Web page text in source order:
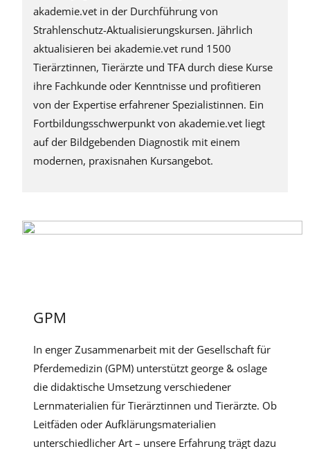
akademie.vet in der Durchführung von
Strahlenschutz-Aktualisierungskursen. Jährlich
aktualisieren bei akademie.vet rund 1500
Tierärztinnen, Tierärzte und TFA durch diese Kurse
ihre Fachkunde oder Kenntnisse und profitieren
von der Expertise erfahrener Spezialistinnen. Ein
Fortbildungsschwerpunkt von akademie.vet liegt
auf der Bildgebenden Diagnostik mit einem
modernen, praxisnahen Kursangebot.
GPM
In enger Zusammenarbeit mit der Gesellschaft für
Pferdemedizin (GPM) unterstützt george & oslage
die didaktische Umsetzung verschiedener
Lernmaterialien für Tierärztinnen und Tierärzte. Ob
Leitfäden oder Aufklärungsmaterialien
unterschiedlicher Art – unsere Erfahrung trägt dazu